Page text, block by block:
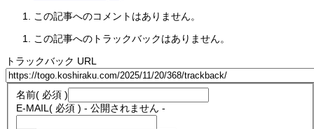
この記事へのコメントはありません。
この記事へのトラックバックはありません。
トラックバック URL
名前( 必須 )
E-MAIL ( 必須 ) - 公開されません -